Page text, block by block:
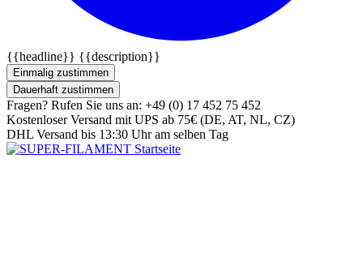
{{headline}} {{description}}
Einmalig zustimmen
Dauerhaft zustimmen
Fragen? Rufen Sie uns an: +49 (0) 17 452 75 452
Kostenloser Versand mit UPS ab 75€ (DE, AT, NL, CZ)
DHL Versand bis 13:30 Uhr am selben Tag